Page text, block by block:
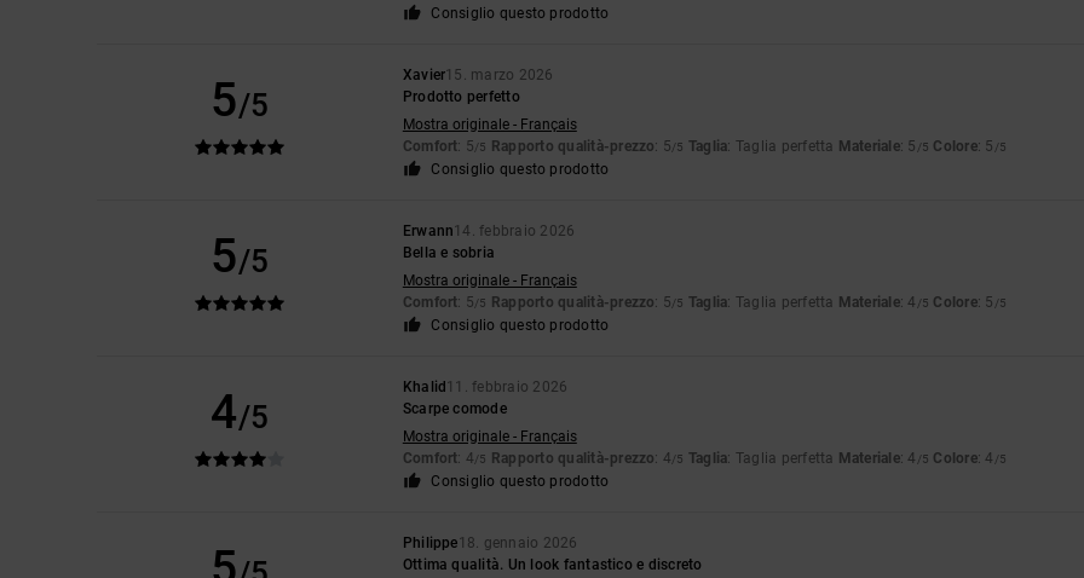
Consiglio questo prodotto
5/5
Xavier15. marzo 2026
Prodotto perfetto
Mostra originale - Français
Comfort: 5/5 Rapporto qualità-prezzo: 5/5 Taglia: Taglia perfetta Materiale: 5 /5 Colore: 5 /5
Consiglio questo prodotto
5/5
Erwann14. febbraio 2026
Bella e sobria
Mostra originale - Français
Comfort: 5/5 Rapporto qualità-prezzo: 5/5 Taglia: Taglia perfetta Materiale: 4 /5 Colore: 5 /5
Consiglio questo prodotto
4/5
Khalid 11. febbraio 2026
Scarpe comode
Mostra originale - Français
Comfort: 4/5 Rapporto qualità-prezzo: 4/5 Taglia: Taglia perfetta Materiale: 4 /5 Colore: 4 /5
Consiglio questo prodotto
Philippe18. gennaio 2026
Ottima qualità. Un look fantastico e discreto